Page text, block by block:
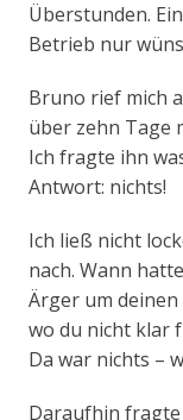
Überstunden.
Betrieb nur
Bruno rief mich
über zehn Tage
Ich fragte ihn
Antwort: nichts!
Ich ließ nicht
nach. Wann
Ärger um
wo du nicht klar
Da war nichts –
Daraufhin fragte